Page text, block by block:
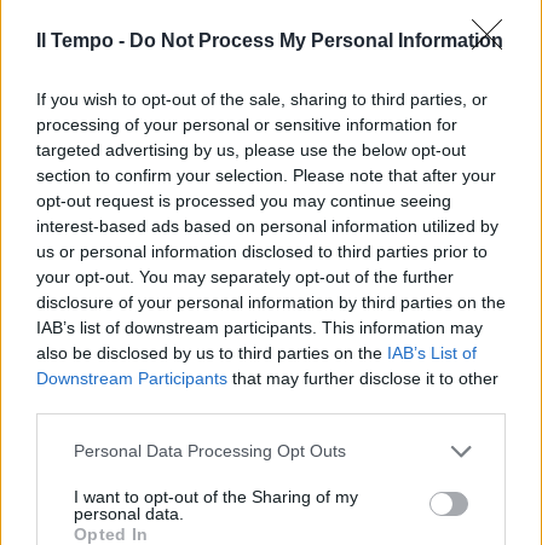
Il Tempo - Do Not Process My Personal Information
If you wish to opt-out of the sale, sharing to third parties, or
processing of your personal or sensitive information for
targeted advertising by us, please use the below opt-out
section to confirm your selection. Please note that after your
opt-out request is processed you may continue seeing
interest-based ads based on personal information utilized by
us or personal information disclosed to third parties prior to
your opt-out. You may separately opt-out of the further
disclosure of your personal information by third parties on the
IAB’s list of downstream participants. This information may
also be disclosed by us to third parties on the IAB’s List of
Downstream Participants that may further disclose it to other
Personal Data Processing Opt Outs
I want to opt-out of the Sharing of my
personal data.
Opted In
"Neanche ai mafiosi". Scontro
magistrati, l'attacco di
Scaraffia
27/11/2023
STASERA ITALIA
"Una frase considerata
eversiva". Toghe rosse, con chi
se la prende Porro
Hamas-Israele, il retroscena di
Mancini: "Chi mancava tra gli